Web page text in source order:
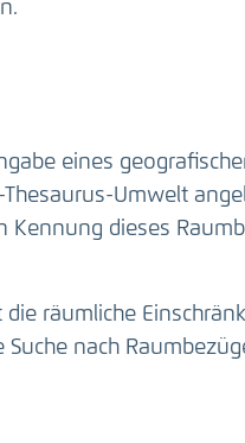
eines
Umwelt
Kennung dieses
räumliche
nach